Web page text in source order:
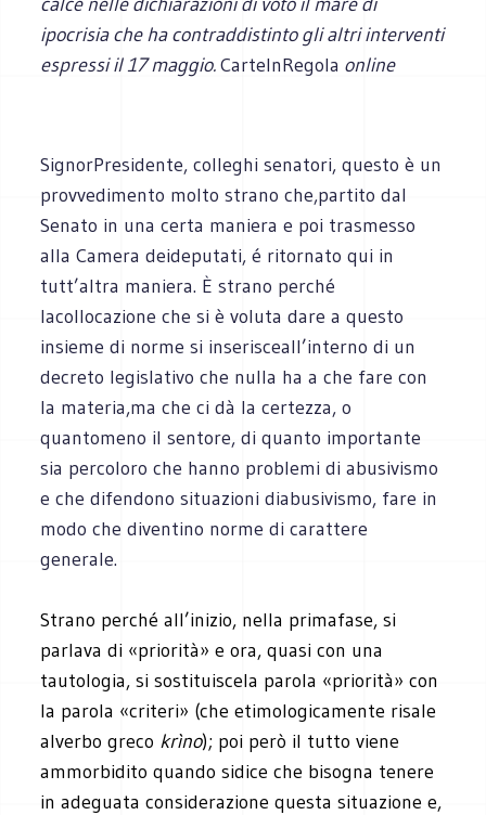
ipocrisia che hacontraddistintogli altri interventi
espressi il 17 maggio.CarteInRegola online
SignorPresidente, colleghi senatori, questo è un
provvedimento molto strano che,partito dal
Senato in una certa maniera e poi trasmesso
alla Camera deideputati, é ritornato qui in
tutt’altra maniera. È strano perché
lacollocazione che si è voluta dare a questo
insieme di norme si inserisceall’interno di un
decreto legislativo che nulla ha a che fare con
la materia,ma che ci dà la certezza, o
quantomeno il sentore, di quanto importante
sia percoloro che hanno problemi di abusivismo
e che difendono situazioni diabusivismo, fare in
modo che diventino norme di carattere
generale.
Strano perché all’inizio, nella primafase, si
parlava di «priorità» e ora, quasi con una
tautologia, si sostituiscela parola «priorità» con
la parola «criteri» (che etimologicamente risale
alverbo greco krìno); poi però il tutto viene
ammorbidito quando sidice che bisogna tenere
in adeguata considerazione questa situazione e,